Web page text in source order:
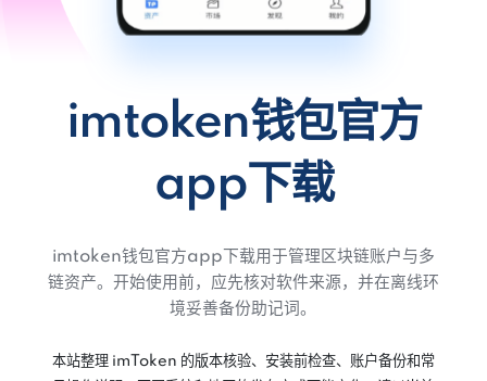
imtoken钱包官方
app下载
imtoken钱包官方app下载用于管理区块链账户与多
链资产。开始使用前，应先核对软件来源，并在离线环
境妥善备份助记词。
本站整理 imToken 的版本核验、安装前检查、账户备份和常